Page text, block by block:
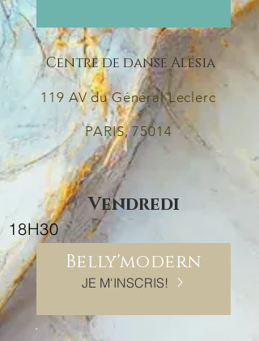
Centre de danse Alésia
119 AV du Général Leclerc
PARIS, 75014
Vendredi
18H30
JE M'INSCRIS!
Belly'modern